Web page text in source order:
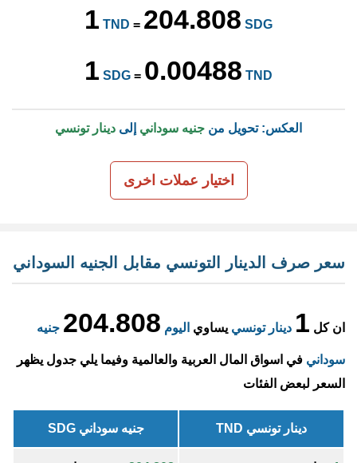
1 TND = 204.808 SDG
1 SDG = 0.00488 TND
العكس: تحويل من جنيه سوداني إلى دينار تونسي
اختيار عملات اخرى
سعر صرف الدينار التونسي مقابل الجنيه السوداني
ان كل 1 دينار تونسي يساوي اليوم 204.808 جنيه
سوداني في اسواق المال العربية والعالمية وفيما يلي جدول يظهر
السعر لبعض الفئات
دينار تونسي TND جنيه سوداني SDG